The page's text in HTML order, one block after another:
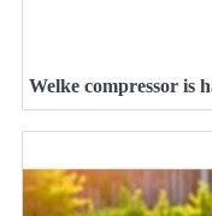
Welke compressor is